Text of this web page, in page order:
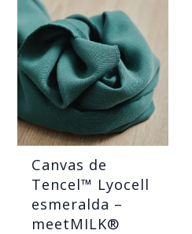
Canvas de
Tencel™ Lyocell
esmeralda –
meetMILK®